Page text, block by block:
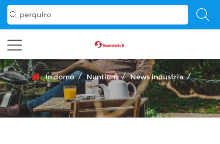
In domo / Nuntium / News industria /